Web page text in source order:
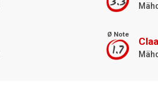
Ø Note
1.7